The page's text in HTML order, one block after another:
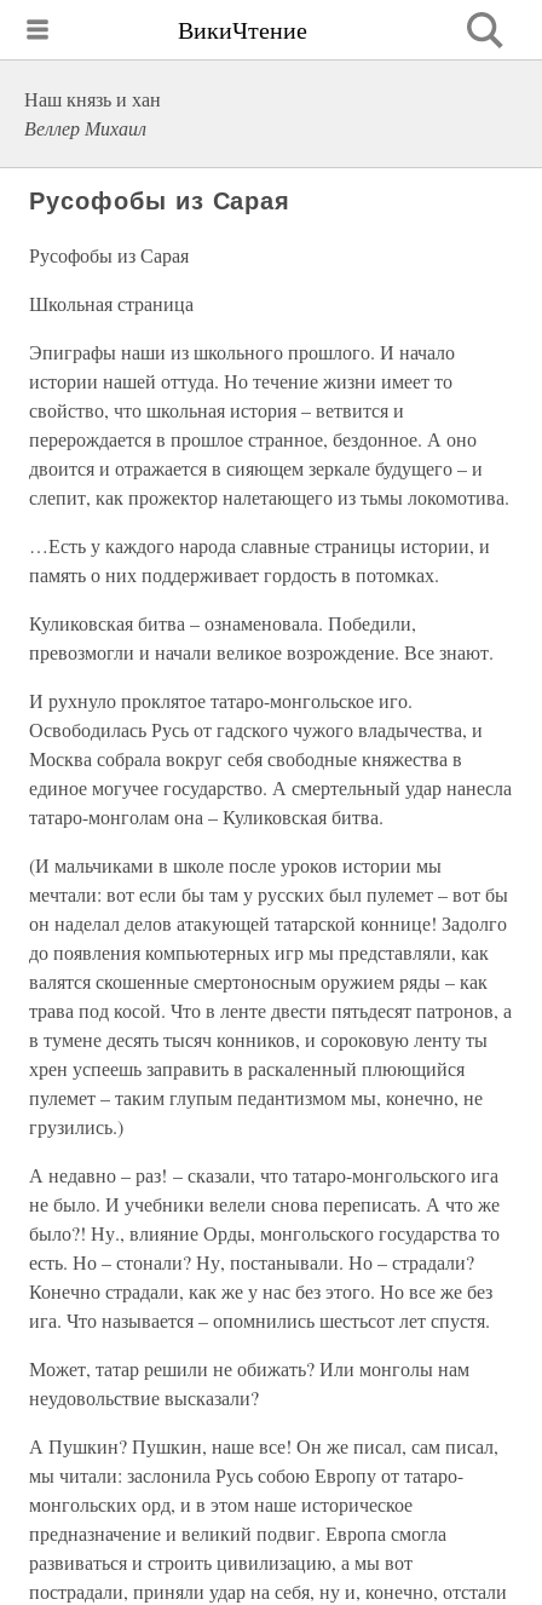
ВикиЧтение
Наш князь и хан
Веллер Михаил
Русофобы из Сарая
Русофобы из Сарая
Школьная страница
Эпиграфы наши из школьного прошлого. И начало
истории нашей оттуда. Но течение жизни имеет то
свойство, что школьная история – ветвится и
перерождается в прошлое странное, бездонное. А оно
двоится и отражается в сияющем зеркале будущего – и
слепит, как прожектор налетающего из тьмы локомотива.
…Есть у каждого народа славные страницы истории, и
память о них поддерживает гордость в потомках.
Куликовская битва – ознаменовала. Победили,
превозмогли и начали великое возрождение. Все знают.
И рухнуло проклятое татаро-монгольское иго.
Освободилась Русь от гадского чужого владычества, и
Москва собрала вокруг себя свободные княжества в
единое могучее государство. А смертельный удар нанесла
татаро-монголам она – Куликовская битва.
(И мальчиками в школе после уроков истории мы
мечтали: вот если бы там у русских был пулемет – вот бы
он наделал делов атакующей татарской коннице! Задолго
до появления компьютерных игр мы представляли, как
валятся скошенные смертоносным оружием ряды – как
трава под косой. Что в ленте двести пятьдесят патронов, а
в тумене десять тысяч конников, и сороковую ленту ты
хрен успеешь заправить в раскаленный плюющийся
пулемет – таким глупым педантизмом мы, конечно, не
грузились.)
А недавно – раз! – сказали, что татаро-монгольского ига
не было. И учебники велели снова переписать. А что же
было?! Ну., влияние Орды, монгольского государства то
есть. Но – стонали? Ну, постанывали. Но – страдали?
Конечно страдали, как же у нас без этого. Но все же без
ига. Что называется – опомнились шестьсот лет спустя.
Может, татар решили не обижать? Или монголы нам
неудовольствие высказали?
А Пушкин? Пушкин, наше все! Он же писал, сам писал,
мы читали: заслонила Русь собою Европу от татаро-
монгольских орд, и в этом наше историческое
предназначение и великий подвиг. Европа смогла
развиваться и строить цивилизацию, а мы вот
пострадали, приняли удар на себя, ну и, конечно, отстали